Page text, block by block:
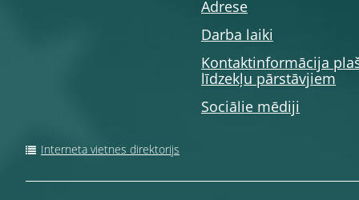
Adrese
Darba laiki
Kontaktinformācija
līdzekļu pārstāvjiem
Sociālie mēdiji
Interneta vietnes direktorijs